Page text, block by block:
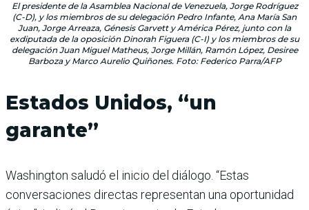
El presidente de la Asamblea Nacional de Venezuela, Jorge Rodríguez
(C-D), y los miembros de su delegación Pedro Infante, Ana María San
Juan, Jorge Arreaza, Génesis Garvett y América Pérez, junto con la
exdiputada de la oposición Dinorah Figuera (C-I) y los miembros de su
delegación Juan Miguel Matheus, Jorge Millán, Ramón López, Desiree
Barboza y Marco Aurelio Quiñones. Foto: Federico Parra/AFP
Estados Unidos, “un
garante”
Washington saludó el inicio del diálogo. “Estas
conversaciones directas representan una oportunidad